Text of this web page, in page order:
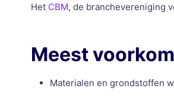
Het CBM, de branchevereniging
Meest
Materialen en grondstoffen